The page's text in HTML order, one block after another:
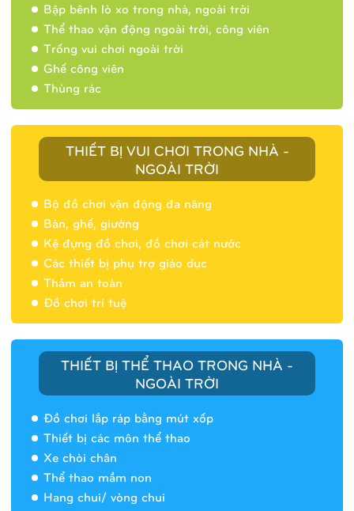
Bập bênh lò xo trong nhà, ngoài trời
Thể thao vận động ngoài trời, công viên
Trống vui chơi ngoài trời
Ghế công viên
Thùng rác
THIẾT BỊ VUI CHƠI TRONG NHÀ -
NGOÀI TRỜI
Bộ đồ chơi vận động đa năng
Bàn, ghế, giường
Kệ đựng đồ chơi, đồ chơi cát nước
Các thiết bị phụ trợ giáo dục
Thảm an toàn
Đồ chơi trí tuệ
THIẾT BỊ THỂ THAO TRONG NHÀ -
NGOÀI TRỜI
Đồ chơi lắp ráp bằng mút xốp
Thiết bị các môn thể thao
Xe chòi chân
Thể thao mầm non
Hang chui/ vòng chui
Nhà banh 9H5404
Nhà banh 9H5408